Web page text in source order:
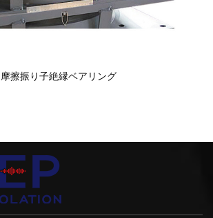
摩擦振り子絶縁ベアリング